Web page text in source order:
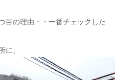
目の理由・・一番チェックした
に、